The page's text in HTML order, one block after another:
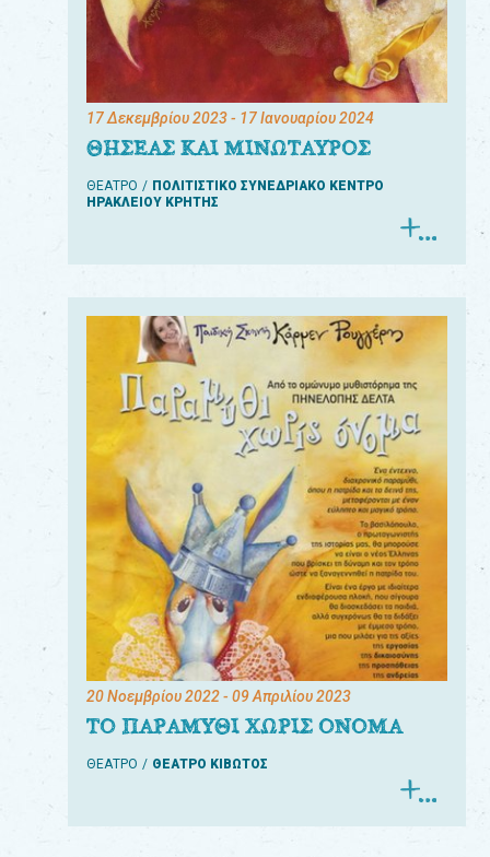
17 Δεκεμβρίου 2023- 17 Ιανουαρίου 2024
ΘΗΣΕΑΣ ΚΑΙ ΜΙΝΩΤΑΥΡΟΣ
ΘΕΑΤΡΟ
ΠΟΛΙΤΙΣΤΙΚΟ ΣΥΝΕΔΡΙΑΚΟ ΚΕΝΤΡΟ
ΗΡΑΚΛΕΙΟΥ ΚΡΗΤΗΣ
20 Νοεμβρίου 2022- 09 Απριλίου 2023
ΤΟ ΠΑΡΑΜΥΘΙ ΧΩΡΙΣ ΟΝΟΜΑ
ΘΕΑΤΡΟ ΘΕΑΤΡΟ ΚΙΒΩΤΟΣ